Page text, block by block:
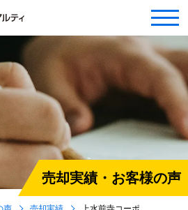
売却実績・お客様の声